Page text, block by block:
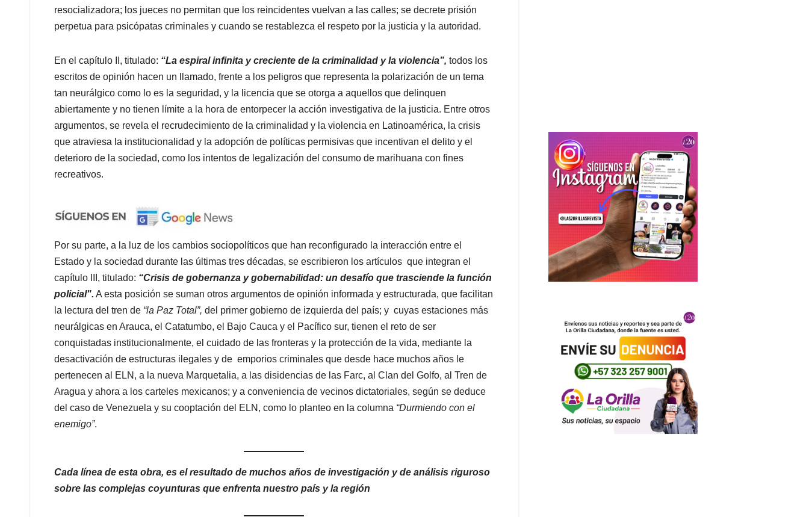
resocializadora; los jueces no permitan que los reincidentes vuelvan a las calles; se decrete prisión
perpetua para psicópatas criminales y cuando se restablezca el respeto por la justicia y la autoridad.
En el capítulo II, titulado: “La espiral infinita y creciente de la criminalidad y la violencia”, todos los
escritos de opinión hacen un llamado, frente a los peligros que representa la polarización de un tema
tan neurálgico como lo es la seguridad, y la licencia que se otorga a aquellos que delinquen
abiertamente y no tienen límite a la hora de entorpecer la acción investigativa de la justicia. Entre otros
argumentos, se revela el recrudecimiento de la criminalidad y la violencia en Latinoamérica, la crisis
que atraviesa la institucionalidad y la adopción de políticas permisivas que incentivan el delito y el
deterioro de la sociedad, como los intentos de legalización del consumo de marihuana con fines
recreativos.
Por su parte, a la luz de los cambios sociopolíticos que han reconfigurado la interacción entre el
Estado y la sociedad durante las últimas tres décadas, se escribieron los artículos que integran el
capítulo III, titulado: “Crisis de gobernanza y gobernabilidad: un desafío que trasciende la función
policial". A esta posición se suman otros argumentos de opinión informada y estructurada, que facilitan
la lectura del tren de “la Paz Total”, del primer gobierno de izquierda del país; y cuyas estaciones más
neurálgicas en Arauca, el Catatumbo, el Bajo Cauca y el Pacífico sur, tienen el reto de ser
conquistadas institucionalmente, el cuidado de las fronteras y la protección de la vida, mediante la
desactivación de estructuras ilegales y de emporios criminales que desde hace muchos años le
pertenecen al ELN, a la nueva Marquetalia, a las disidencias de las Farc, al Clan del Golfo, al Tren de
Aragua y ahora a los carteles mexicanos; y a conveniencia de vecinos dictatoriales, según se deduce
del caso de Venezuela y su cooptación del ELN, como lo planteo en la columna “Durmiendo con el
enemigo”.
Cada línea de esta obra, es el resultado de muchos años de investigación y de análisis riguroso
sobre las complejas coyunturas que enfrenta nuestro país y la región